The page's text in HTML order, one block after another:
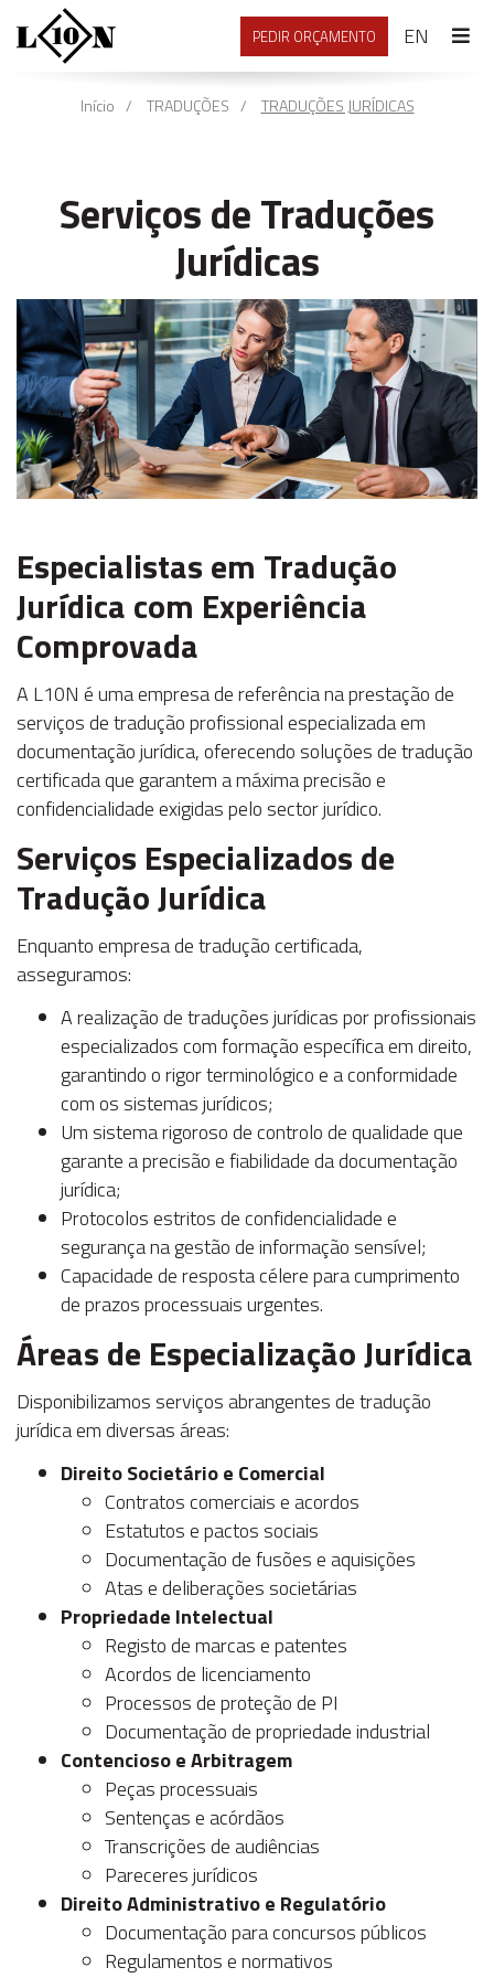
PEDIR ORÇAMENTO EN
Início TRADUÇÕES TRADUÇÕES JURÍDICAS
Serviços de Traduções
Jurídicas
Especialistas em Tradução
Jurídica com Experiência
Comprovada
A L10N é uma empresa de referência na prestação de
serviços de tradução profissional especializada em
documentação jurídica, oferecendo soluções de tradução
certificada que garantem a máxima precisão e
confidencialidade exigidas pelo sector jurídico.
Serviços Especializados de
Tradução Jurídica
Enquanto empresa de tradução certificada,
asseguramos:
A realização de traduções jurídicas por profissionais
especializados com formação específica em direito,
garantindo o rigor terminológico e a conformidade
com os sistemas jurídicos;
Um sistema rigoroso de controlo de qualidade que
garante a precisão e fiabilidade da documentação
jurídica;
Protocolos estritos de confidencialidade e
segurança na gestão de informação sensível;
Capacidade de resposta célere para cumprimento
de prazos processuais urgentes.
Áreas de Especialização Jurídica
Disponibilizamos serviços abrangentes de tradução
jurídica em diversas áreas:
Direito Societário e Comercial
Contratos comerciais e acordos
Estatutos e pactos sociais
Documentação de fusões e aquisições
Atas e deliberações societárias
Propriedade Intelectual
Registo de marcas e patentes
Acordos de licenciamento
Processos de proteção de PI
Documentação de propriedade industrial
Contencioso e Arbitragem
Peças processuais
Sentenças e acórdãos
Transcrições de audiências
Pareceres jurídicos
Direito Administrativo e Regulatório
Documentação para concursos públicos
Regulamentos e normativos